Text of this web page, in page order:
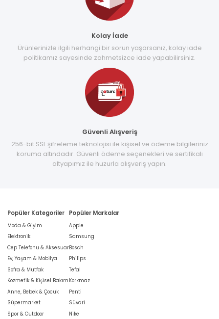
Kolay İade
Ürünlerinizle ilgili herhangi bir sorun yaşarsanız, kolay iade
politikamız sayesinde zahmetsizce iade yapabilirsiniz.
Güvenli Alışveriş
256-bit SSL şifreleme teknolojisi ile kişisel ve ödeme bilgileriniz
koruma altındadır. Güvenli ödeme seçenekleri ve sertifikalı
altyapımız ile huzurla alışveriş yapın.
Popüler Kategoriler
Moda & Giyim
Elektronik
Cep Telefonu & Aksesuar
Ev, Yaşam & Mobilya
Sofra & Mutfak
Kozmetik & Kişisel Bakım
Anne, Bebek & Çocuk
Süpermarket
Spor & Outdoor
Popüler Markalar
Apple
Samsung
Bosch
Philips
Tefal
Korkmaz
Penti
Süvari
Nike